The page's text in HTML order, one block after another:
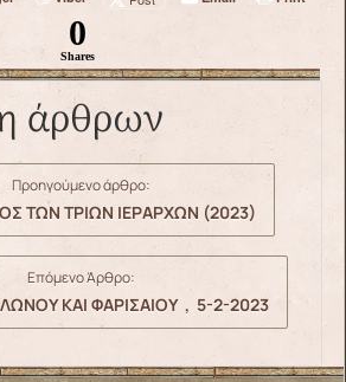
0
Shares
άρθρων
Προηγούμενο άρθρο:
ΤΩΝ ΤΡΙΩΝ ΙΕΡΑΡΧΩΝ (2023)
Επόμενο Άρθρο:
ΚΑΙ ΦΑΡΙΣΑΙΟΥ , 5-2-2023